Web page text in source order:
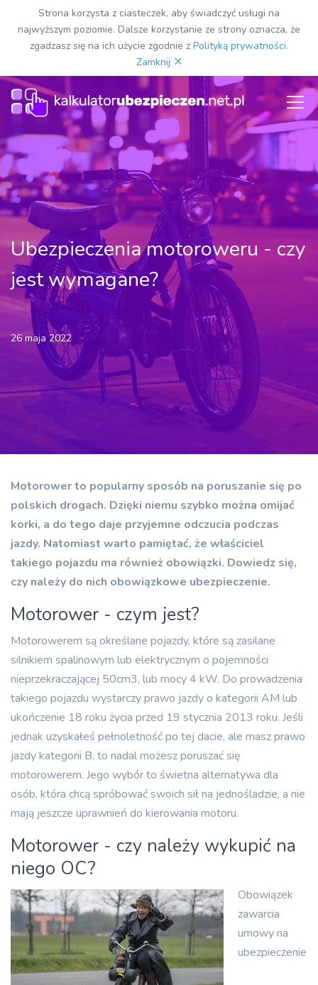
Strona korzysta z ciasteczek, aby świadczyć usługi na
najwyższym poziomie. Dalsze korzystanie ze strony oznacza, że
zgadzasz się na ich użycie zgodnie z Polityką prywatności.
Zamknij ×
Ubezpieczenia motoroweru - czy
jest wymagane?
26 maja 2022
Motorower to popularny sposób na poruszanie się po
polskich drogach. Dzięki niemu szybko można omijać
korki, a do tego daje przyjemne odczucia podczas
jazdy. Natomiast warto pamiętać, że właściciel
takiego pojazdu ma również obowiązki. Dowiedz się,
czy należy do nich obowiązkowe ubezpieczenie.
Motorower - czym jest?
Motorowerem są określane pojazdy, które są zasilane
silnikiem spalinowym lub elektrycznym o pojemności
nieprzekraczającej 50cm3, lub mocy 4 kW. Do prowadzenia
takiego pojazdu wystarczy prawo jazdy o kategorii AM lub
ukończenie 18 roku życia przed 19 stycznia 2013 roku. Jeśli
jednak uzyskałeś pełnoletność po tej dacie, ale masz prawo
jazdy kategorii B, to nadal możesz poruszać się
motorowerem. Jego wybór to świetna alternatywa dla
osób, która chcą spróbować swoich sił na jednośladzie, a nie
mają jeszcze uprawnień do kierowania motoru.
Motorower - czy należy wykupić na
niego OC?
Obowiązek
zawarcia
umowy na
ubezpieczenie